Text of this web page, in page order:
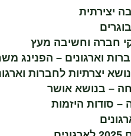
יצירתית
חברה וחשיבה מעץ
יצרתיות לחברות
– בנושא אושר
– סודות היזמות